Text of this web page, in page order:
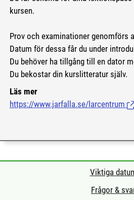
kursen.
Prov och examinationer genomförs
Datum för dessa får du under
Du behöver ha tillgång till en dator
Du bekostar din kurslitteratur själv.
Läs mer
https://www.jarfalla.se/larcentrum
Viktiga
Frågor &